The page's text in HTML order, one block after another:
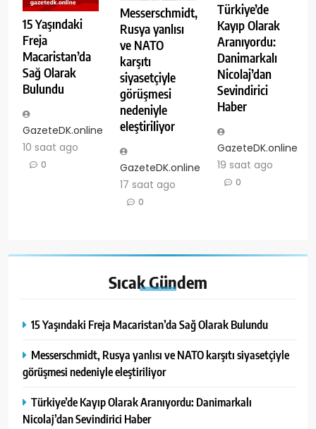
15 Yaşındaki
Freja
Macaristan’da
Sağ Olarak
Bulundu
GazeteDK.online
10 saat ago
0
Messerschmidt,
Rusya yanlısı
ve NATO
karşıtı
siyasetçiyle
görüşmesi
nedeniyle
eleştiriliyor
GazeteDK.online
17 saat ago
0
Türkiye’de
Kayıp Olarak
Aranıyordu:
Danimarkalı
Nicolaj’dan
Sevindirici
Haber
GazeteDK.online
19 saat ago
0
SıcakGündem
15 Yaşındaki Freja Macaristan’da Sağ Olarak Bulundu
Messerschmidt, Rusya yanlısı ve NATO karşıtı siyasetçiyle
görüşmesi nedeniyle eleştiriliyor
Türkiye’de Kayıp Olarak Aranıyordu: Danimarkalı
Nicolaj’dan Sevindirici Haber